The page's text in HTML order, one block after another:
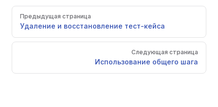
Pager
Предыдущая страница
Удаление и восстановление тест-кейса
Следующая страница
Использование общего шага